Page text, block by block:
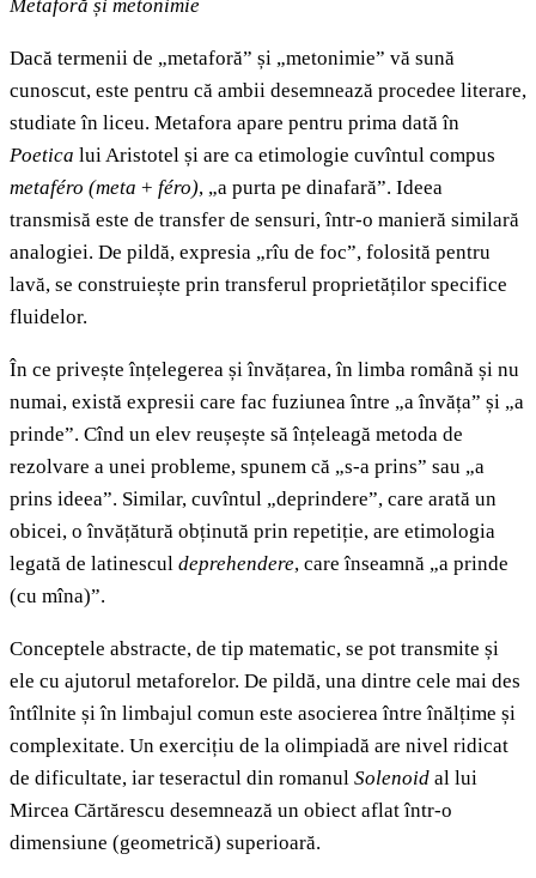
Metaforă și metonimie
Dacă termenii de „metaforă” și „metonimie” vă sună
cunoscut, este pentru că ambii desemnează procedee literare,
studiate în liceu. Metafora apare pentru prima dată în
Poetica lui Aristotel și are ca etimologie cuvîntul compus
metaféro (meta + féro), „a purta pe dinafară”. Ideea
transmisă este de transfer de sensuri, într-o manieră similară
analogiei. De pildă, expresia „rîu de foc”, folosită pentru
lavă, se construiește prin transferul proprietăților specifice
fluidelor.
În ce privește înțelegerea și învățarea, în limba română și nu
numai, există expresii care fac fuziunea între „a învăța” și „a
prinde”. Cînd un elev reușește să înțeleagă metoda de
rezolvare a unei probleme, spunem că „s-a prins” sau „a
prins ideea”. Similar, cuvîntul „deprindere”, care arată un
obicei, o învățătură obținută prin repetiție, are etimologia
legată de latinescul deprehendere, care înseamnă „a prinde
(cu mîna)”.
Conceptele abstracte, de tip matematic, se pot transmite și
ele cu ajutorul metaforelor. De pildă, una dintre cele mai des
întîlnite și în limbajul comun este asocierea între înălțime și
complexitate. Un exercițiu de la olimpiadă are nivel ridicat
de dificultate, iar teseractul din romanul Solenoid al lui
Mircea Cărtărescu desemnează un obiect aflat într-o
dimensiune (geometrică) superioară.